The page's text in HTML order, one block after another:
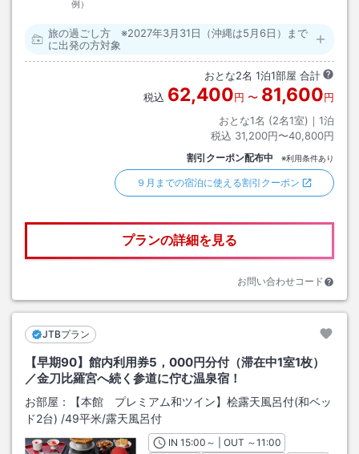
例）
旅の過ごし方 ※2027年3月31日（沖縄は5月6日）まで
に出発の方対象
おとな2名 1泊1部屋 合計
税込 62,400円 〜 81,600円
おとな1名 (2名1室)｜ 1泊
税込 31,200円〜40,800円
割引クーポン配布中 ※利用条件あり
９月までの宿泊に使える割引クーポン
プランの詳細を見る
お問い合わせコード
JTBプラン
【早期90】館内利用券5，000円分付（滞在中1室1枚）
／金刀比羅宮へ続く参道に佇む温泉宿！
お部屋：
【本館 プレミアム和ツイン】桧露天風呂付(和ベッ
ド2台) /49平米/露天風呂付
INチェックイン
15:00 ～ | OUT チェックアウト
～11:00